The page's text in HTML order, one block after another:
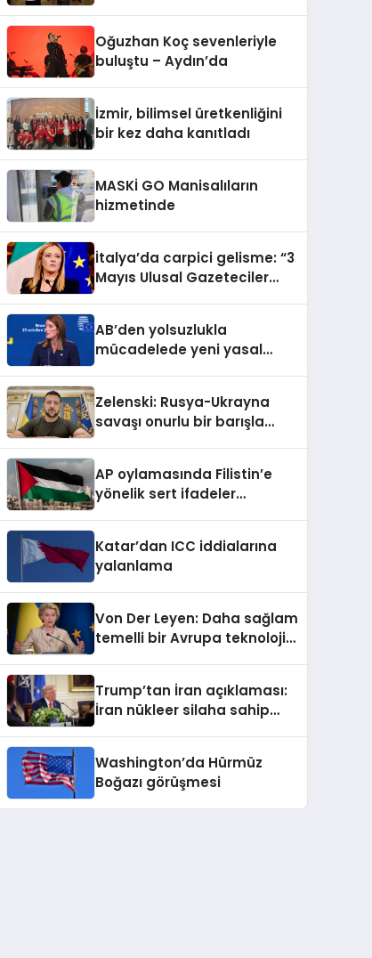
Oğuzhan Koç sevenleriyle
buluştu – Aydın’da
İzmir, bilimsel üretkenliğini
bir kez daha kanıtladı
MASKİ GO Manisalıların
hizmetinde
İtalya’da carpici gelisme: “3
Mayıs Ulusal Gazeteciler
AB’den yolsuzlukla
mücadelede yeni yasal
Zelenski: Rusya-Ukrayna
savaşı onurlu bir barışla
AP oylamasında Filistin’e
yönelik sert ifadeler
Katar’dan ICC iddialarına
yalanlama
Von Der Leyen: Daha sağlam
temelli bir Avrupa teknoloji
Trump’tan İran açıklaması:
İran nükleer silaha sahip
Washington’da Hürmüz
Boğazı görüşmesi